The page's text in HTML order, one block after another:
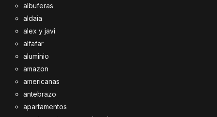
albuferas
aldaia
alex y javi
alfafar
aluminio
amazon
americanas
antebrazo
apartamentos